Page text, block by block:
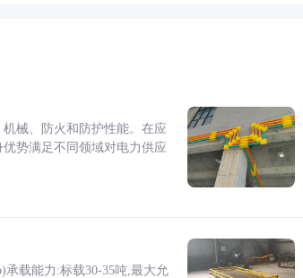
械、防火和防护性能。在应
势满足不同领域对电力供应
承载能力:标载30-35吨,最大允